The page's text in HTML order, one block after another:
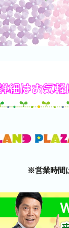
※営業時間